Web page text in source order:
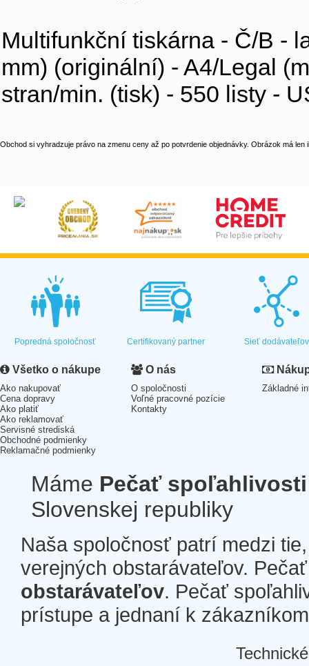
Multifunkční tiskárna - Č/B -
mm) (originální) - A4/Legal
stran/min. (tisk) - 550 listy -
Obchod si vyhradzuje právo na zmenu ceny až po potvrdenie objednávky. Obrázok má len
Popredná spoločnosť Certifikovaný partner Sieť dodávateľov
Všetko o nákupe
Ako nakupovať
Cena dopravy
Ako platiť
Ako reklamovať
Servisné strediská
Obchodné podmienky
Reklamačné podmienky
O nás
O spoločnosti
Voľné pracovné pozície
Kontakty
Základné
Máme Pečať spoľahlivosti
Slovenskej republiky
Naša spoločnosť patrí medzi
verejných obstarávateľov.
obstarávateľov. Pečať
prístupe a jednaní k